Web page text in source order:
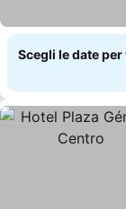
Scegli le date